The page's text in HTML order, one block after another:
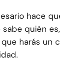
hace
quién
harás un